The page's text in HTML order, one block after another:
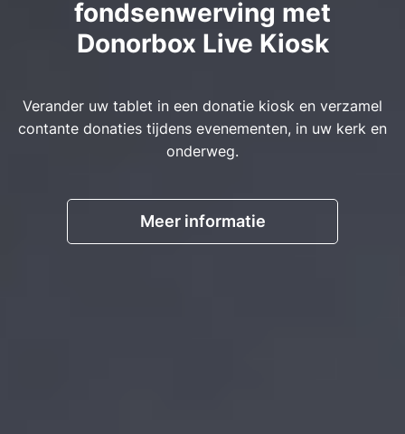
fondsenwerving met
Donorbox Live Kiosk
Verander uw tablet in een donatie kiosk en verzamel
contante donaties tijdens evenementen, in uw kerk en
onderweg.
Meer informatie